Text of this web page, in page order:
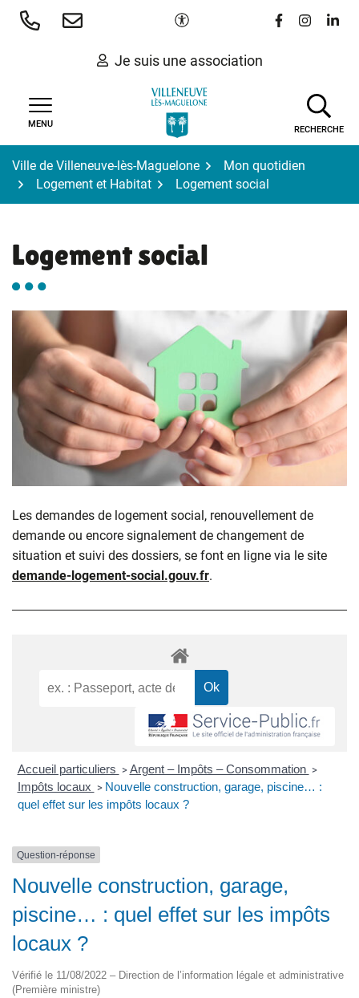
Aller
Paramètres d'accessibilité
Lien vers le
Lien vers
Lien
Je suis une association
MENU
RECHERCHE
Ville de Villeneuve-lès-Maguelone
Mon quotidien
Logement et Habitat
Logement social
Logement social
Les demandes de logement social, renouvellement de
demande ou encore signalement de changement de
situation et suivi des dossiers, se font en ligne via le site
demande-logement-social.gouv.fr.
Accueil particuliers > Argent – Impôts – Consommation >
Impôts locaux > Nouvelle construction, garage, piscine… :
quel effet sur les impôts locaux ?
Question-réponse
Nouvelle construction, garage,
piscine… : quel effet sur les impôts
locaux ?
Vérifié le 11/08/2022 – Direction de l’information légale et administrative
(Première ministre)